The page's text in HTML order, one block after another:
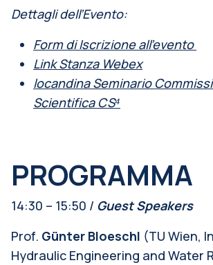
Dettagli dell’Evento:
Form di Iscrizione all’evento
Link Stanza Webex
locandina Seminario
Scientifica CS⁴
PROGRAMMA
14:30 – 15:50 / Guest Speakers
Prof. Günter Bloeschl (TU Wien,
Hydraulic Engineering and Water